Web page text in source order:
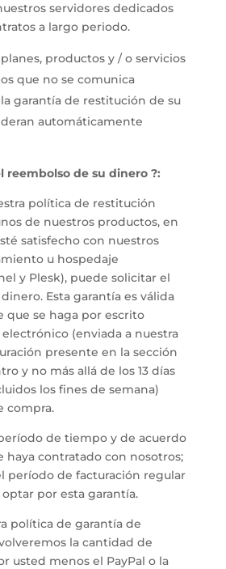
servidores dedicados
a largo periodo.
productos y / o servicios
que no se comunica
garantía de restitución de su
automáticamente
reembolso de su dinero ?:
política de restitución
de nuestros productos, en
satisfecho con nuestros
u hospedaje
y Plesk), puede solicitar el
Esta garantía es válida
que se haga por escrito
(enviada a nuestra
presente en la sección
y no más allá de los 13 días
los fines de semana)
compra.
de tiempo y de acuerdo
haya contratado con nosotros;
período de facturación regular
por esta garantía.
política de garantía de
la cantidad de
usted menos el PayPal o la